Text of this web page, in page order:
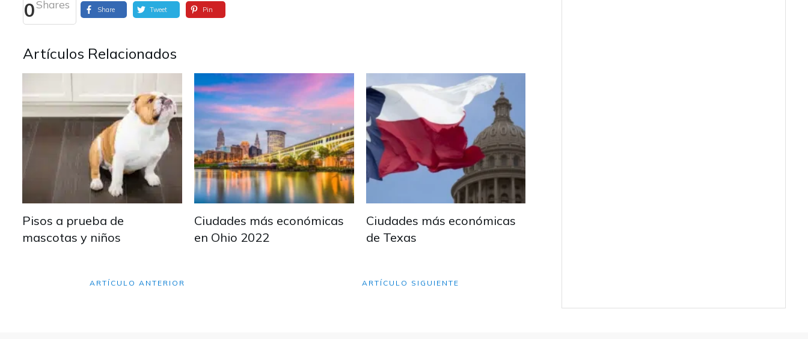
0Shares Share Tweet Pin
Artículos Relacionados
Pisos a prueba de
mascotas y niños
Ciudades más económicas
en Ohio 2022
Ciudades más económicas
de Texas
ARTÍCULO ANTERIOR ARTÍCULO SIGUIENTE